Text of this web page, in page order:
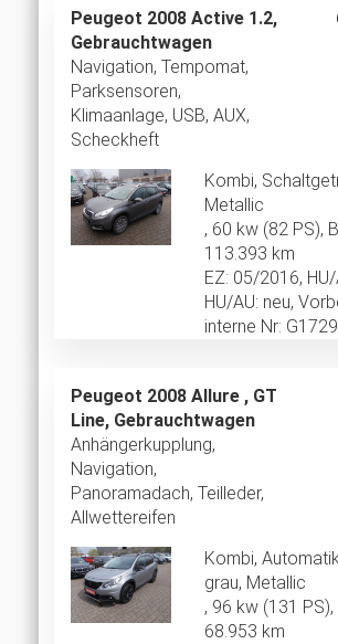
Peugeot 2008 Active 1.2,
Gebrauchtwagen
Navigation, Tempomat,
Parksensoren,
Klimaanlage, USB, AUX,
Scheckheft
Kombi,
Metallic
, 60 kw (82 PS),
113.393 km
EZ: 05/2016,
HU/AU: neu,
interne Nr: G1729
Peugeot 2008 Allure , GT
Line, Gebrauchtwagen
Anhängerkupplung,
Navigation,
Panoramadach, Teilleder,
Allwettereifen
Kombi,
grau, Metallic
, 96 kw (131 PS),
68.953 km